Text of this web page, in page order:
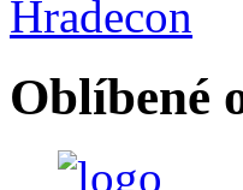
Oblíbené